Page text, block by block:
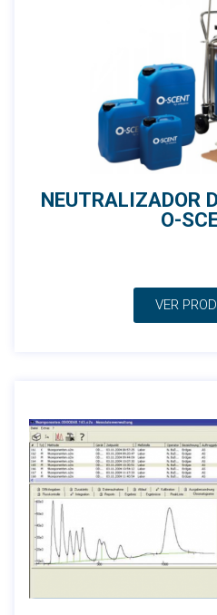
NEUTRALIZADOR
O-
VER